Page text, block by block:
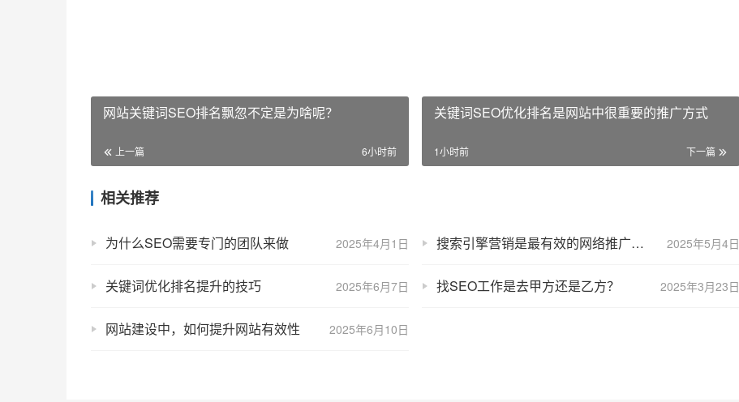
网站关键词SEO排名飘忽不定是为啥呢？
上一篇 6小时前
关键词SEO优化排名是网站中很重要的推广方式
下一篇
1小时前
相关推荐
2025年4月1日
为什么SEO需要专门的团队来做 2025年5月4日
搜索引擎营销是最有效的网络推广方式之一
2025年6月7日
关键词优化排名提升的技巧 2025年3月23日
找SEO工作是去甲方还是乙方？
2025年6月10日
网站建设中，如何提升网站有效性